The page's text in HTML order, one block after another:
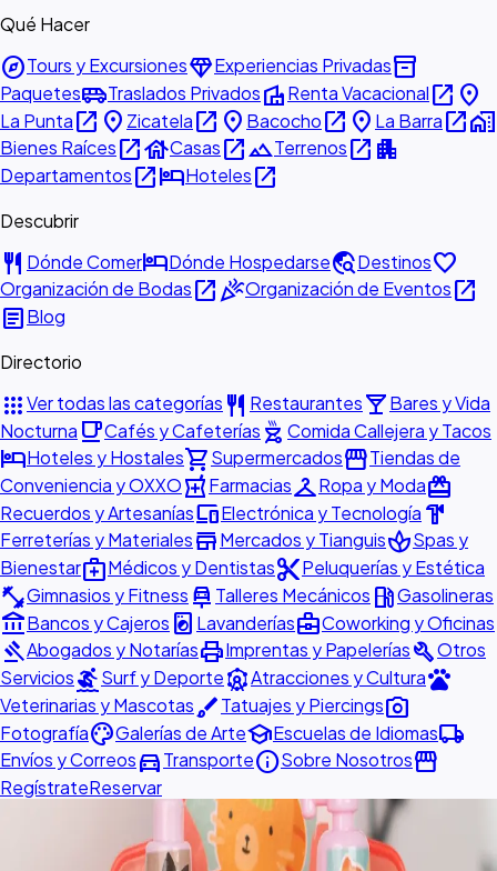
Qué Hacer
exploreTours y ExcursionesdiamondExperiencias Privadasinventory_2
Paquetesairport_shuttleTraslados PrivadosvillaRenta Vacacionalopen_in_new place
La Puntaopen_in_new place Zicatelaopen_in_new place Bacochoopen_in_new place La Barraopen_in_newhome_work
Bienes Raícesopen_in_newhouseCasasopen_in_newlandscapeTerrenosopen_in_new apartment
Departamentosopen_in_newhotelHotelesopen_in_new
Descubrir
restaurant Dónde ComerhotelDónde Hospedarsetravel_exploreDestinosfavorite
Organización de Bodasopen_in_newcelebrationOrganización de Eventosopen_in_new
articleBlog
Directorio
appsVer todas las categorías restaurant Restauranteslocal_barBares y Vida
Nocturna local_cafeCafés y Cafeterías outdoor_grill Comida Callejera y Tacos
hotelHoteles y Hostalesshopping_cartSupermercadosstorefrontTiendas de
Conveniencia y OXXOlocal_pharmacyFarmaciascheckroomRopa y Modaredeem
Recuerdos y ArtesaníasdevicesElectrónica y Tecnología hardware
Ferreterías y MaterialesstoreMercados y TianguisspaSpas y
Bienestarmedical_servicesMédicos y Dentistascontent_cutPeluquerías y Estética
fitness_centerGimnasios y Fitness car_repair Talleres Mecánicos local_gas_stationGasolineras
account_balanceBancos y Cajeros local_laundry_service Lavanderíasbusiness_centerCoworking y Oficinas
gavelAbogados y NotaríasprintImprentas y PapeleríasbuildOtros
ServiciossurfingSurf y DeporteattractionsAtracciones y Culturapets
Veterinarias y MascotasbrushTatuajes y Piercingsphoto_camera
FotografíapaletteGalerías de ArteschoolEscuelas de Idiomaslocal_shipping
Envíos y Correosdirections_carTransporteinfoSobre Nosotrosstorefront
RegístrateReservar